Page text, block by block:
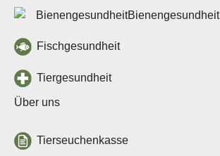
Bienengesundheit
Fischgesundheit
Tiergesundheit
Über uns
Tierseuchenkasse